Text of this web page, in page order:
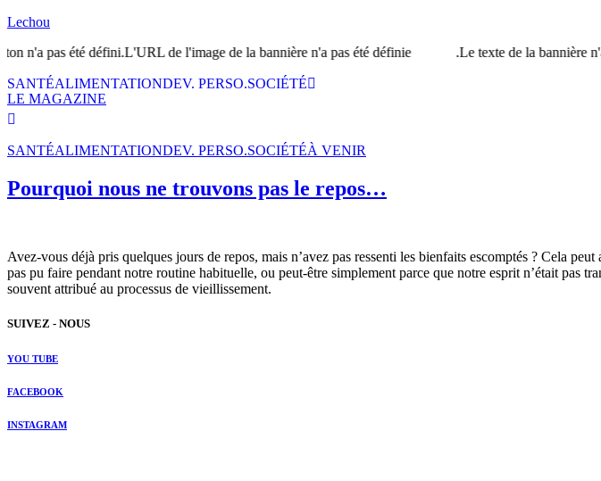
Lechou
n'a pas été défini.L'URL de l'image de la bannière n'a pas été définie.
Le texte de la bannière
SANTÉALIMENTATIONDEV. PERSO.SOCIÉTÉ
LE MAGAZINE
SANTÉALIMENTATIONDEV. PERSO.SOCIÉTÉÀ VENIR
Pourquoi nous ne trouvons pas le repos…
Avez-vous déjà pris quelques jours de repos, mais n’avez pas ressenti les bienfaits escomptés ? Cela
pas pu faire pendant notre routine habituelle, ou peut-être simplement parce que notre esprit n’était pas
souvent attribué au processus de vieillissement.
SUIVEZ - NOUS
YOU TUBE
FACEBOOK
INSTAGRAM